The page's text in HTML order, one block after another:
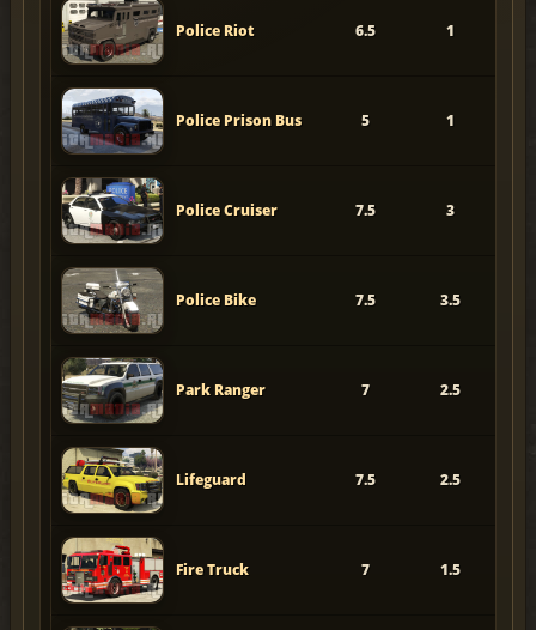
Police Riot 6.5 1
Police Prison Bus 5 1
Police Cruiser 7.5 3
Police Bike 7.5 3.5
Park Ranger 7 2.5
Lifeguard 7.5 2.5
Fire Truck 7 1.5